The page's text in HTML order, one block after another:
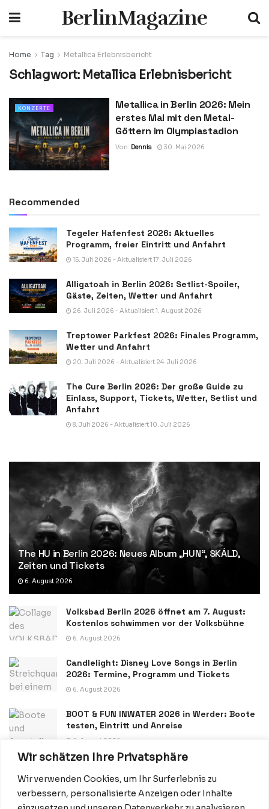
Wir schätzen Ihre Privatsphäre
Wir verwenden Cookies, um Ihr Surferlebnis zu
verbessern, personalisierte Anzeigen oder Inhalte
BerlinMagazine
Home Tag Metallica Erlebnisbericht
Schlagwort: Metallica Erlebnisbericht
KONZERTE
Metallica in Berlin 2026: Mein
erstes Mal mit den Metal-
Göttern im Olympiastadion
Von Dennis 30. Mai 2026
Recommended
Tegeler Hafenfest 2026: Aktuelles
Programm, freier Eintritt und Anfahrt
15. Juli 2026 - Aktualisiert 17. Juli 2026
Alligatoah in Berlin 2026: Setlist-Spoiler,
Gäste, Zeiten, Wetter und Anfahrt
26. Juli 2026 - Aktualisiert 1. August 2026
Treptower Parkfest 2026: Finales Programm,
Wetter und Anfahrt
20. Juli 2026 - Aktualisiert 24. Juli 2026
The Cure Berlin 2026: Der große Guide zu
Einlass, Support, Tickets, Wetter, Setlist und
Anfahrt
8. Juli 2026 - Aktualisiert 10. Juli 2026
The HU in Berlin 2026: Neues Album „HUN“, SKÁLD,
Zeiten und Tickets
6. August 2026
Volksbad Berlin 2026 öffnet am 7. August:
Kostenlos schwimmen vor der Volksbühne
6. August 2026
Candlelight: Disney Love Songs in Berlin
2026: Termine, Programm und Tickets
6. August 2026
BOOT & FUN INWATER 2026 in Werder: Boote
testen, Eintritt und Anreise
6. August 2026